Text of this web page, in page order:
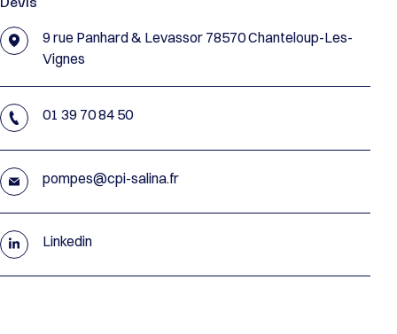
9 rue Panhard & Levassor 78570 Chanteloup-Les-
Vignes
01 39 70 84 50
pompes@cpi-salina.fr
Linkedin